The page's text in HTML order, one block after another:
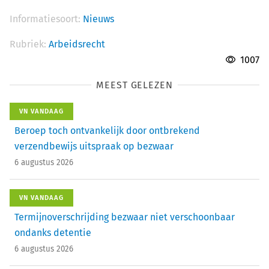
Informatiesoort: Nieuws
Rubriek: Arbeidsrecht
1007
MEEST GELEZEN
VN VANDAAG
Beroep toch ontvankelijk door ontbrekend
verzendbewijs uitspraak op bezwaar
6 augustus 2026
VN VANDAAG
Termijnoverschrijding bezwaar niet verschoonbaar
ondanks detentie
6 augustus 2026